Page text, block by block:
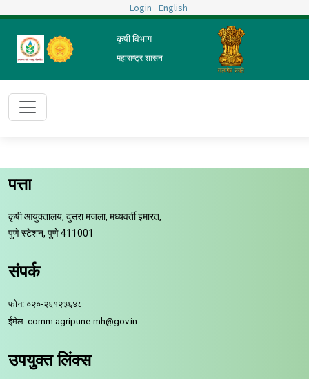
Login English
कृषी विभाग
महाराष्ट्र शासन
तुम्ही आता येथे आहात : प्रशासनपरीक्षा
छापा
पत्ता
कृषी आयुक्तालय, दुसरा मजला, मध्यवर्ती इमारत,
पुणे स्टेशन, पुणे 411001
संपर्क
फोन: ०२०-२६१२३६४८
ईमेल: comm.agripune-mh@gov.in
उपयुक्त लिंक्स